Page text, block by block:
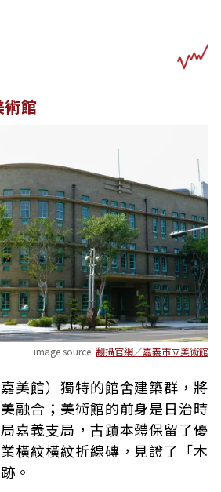
館
image source: 翻攝官網／嘉義市立美術館
美館）獨特的館舍建築群，將
融合；美術館的前身是日治時
嘉義支局，古蹟本體保留了優
橫紋橫紋折線磚，見證了「木
。